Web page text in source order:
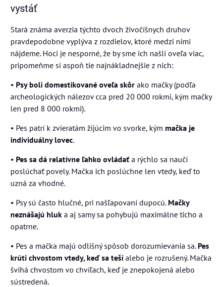
vystáť
Stará známa averzia týchto dvoch živočíšnych druhov
pravdepodobne vyplýva z rozdielov, ktoré medzi nimi
nájdeme. Hoci je nesporné, že by sme ich našli oveľa viac,
pripomeňme si aspoň tie najnákladnejšie z nich:
• Psy boli domestikované oveľa skôr ako mačky (podľa
archeologických nálezov cca pred 20 000 rokmi, kým mačky
len pred 8 000 rokmi).
• Pes patrí k zvieratám žijúcim vo svorke, kým mačka je
individuálny lovec.
• Pes sa dá relatívne ľahko ovládať a rýchlo sa naučí
poslúchať povely. Mačka ich poslúchne len vtedy, keď to
uzná za vhodné.
• Psy sú často hlučné, pri našľapovaní dupocú. Mačky
neznášajú hluk a aj samy sa pohybujú maximálne ticho a
opatrne.
• Pes a mačka majú odlišný spôsob dorozumievania sa. Pes
krúti chvostom vtedy, keď sa teší alebo je rozrušený. Mačka
švihá chvostom vo chvíľach, keď je znepokojená alebo
sústredená.